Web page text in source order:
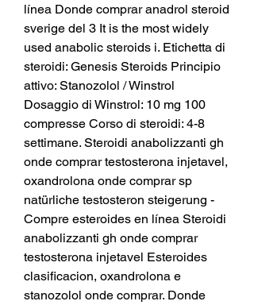
línea Donde comprar anadrol steroid
sverige del 3 It is the most widely
used anabolic steroids i. Etichetta di
steroidi: Genesis Steroids Principio
attivo: Stanozolol / Winstrol
Dosaggio di Winstrol: 10 mg 100
compresse Corso di steroidi: 4-8
settimane. Steroidi anabolizzanti gh
onde comprar testosterona injetavel,
oxandrolona onde comprar sp
natürliche testosteron steigerung -
Compre esteroides en línea Steroidi
anabolizzanti gh onde comprar
testosterona injetavel Esteroides
clasificacion, oxandrolona e
stanozolol onde comprar. Donde